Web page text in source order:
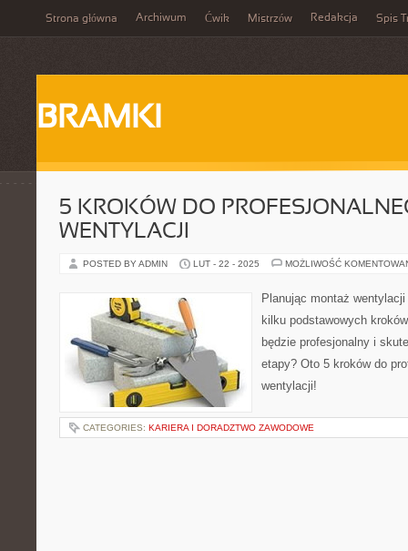
Strona główna Archiwum Ćwik Mistrzów Redakcja Spis
BRAMKI
5 KROKÓW DO
WENTYLACJI
POSTED BY ADMIN LUT - 22 - 2025 MOŻLIWOŚĆ
Planując montaż
kilku podstawowych
będzie profesjonalny i
etapy? Oto 5 kroków do
wentylacji!
CATEGORIES: KARIERA I DORADZTWO ZAWODOWE